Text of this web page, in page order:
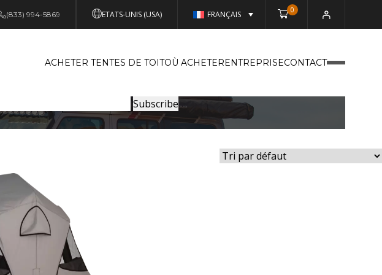
ETATS-UNIS (USA)
(833) 994-5869 FRANÇAIS 0
ACHETER TENTES DE TOITOÙ ACHETERENTREPRISECONTACT